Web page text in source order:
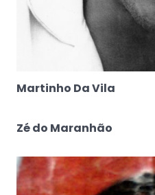
Martinho Da Vila
Zé do Maranhão